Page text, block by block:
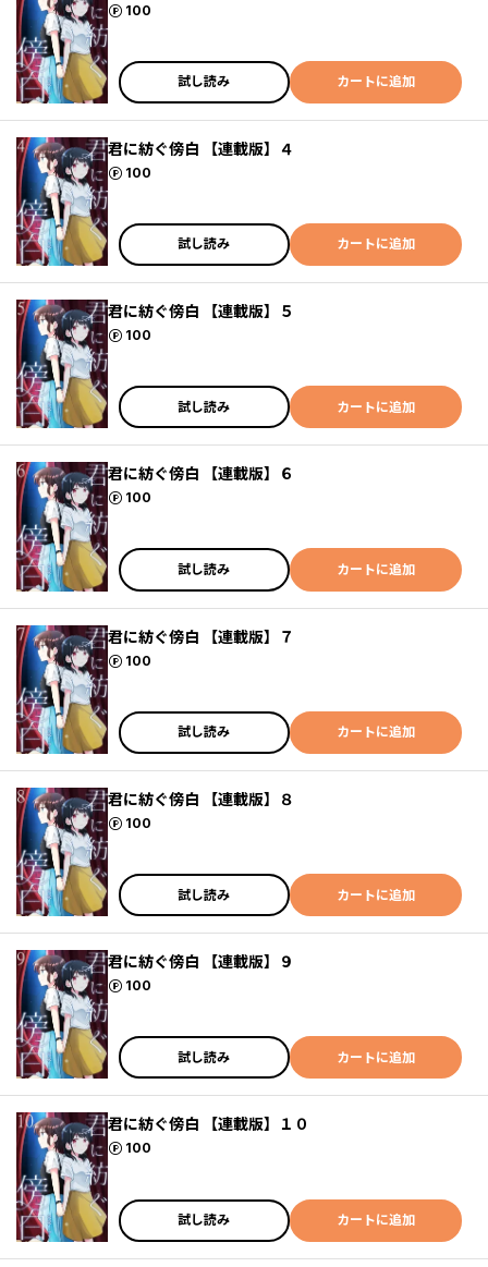
100
ポイント
試し読み カートに追加
君に紡ぐ傍白 【連載版】４
100
ポイント
試し読み カートに追加
君に紡ぐ傍白 【連載版】５
100
ポイント
試し読み カートに追加
君に紡ぐ傍白 【連載版】６
100
ポイント
試し読み カートに追加
君に紡ぐ傍白 【連載版】７
100
ポイント
試し読み カートに追加
君に紡ぐ傍白 【連載版】８
100
ポイント
試し読み カートに追加
君に紡ぐ傍白 【連載版】９
100
ポイント
試し読み カートに追加
君に紡ぐ傍白 【連載版】１０
100
ポイント
試し読み カートに追加